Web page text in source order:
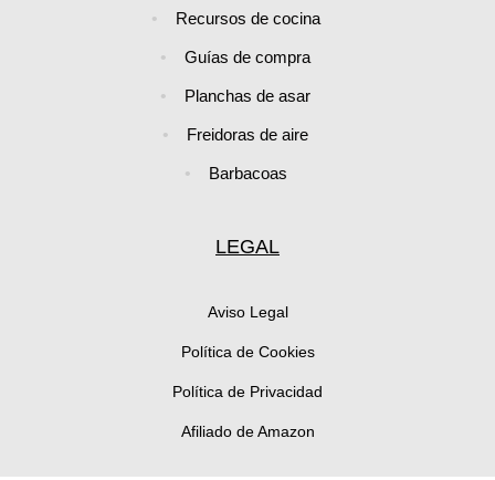
Recursos de cocina
Guías de compra
Planchas de asar
Freidoras de aire
Barbacoas
LEGAL
Aviso Legal
Política de Cookies
Política de Privacidad
Afiliado de Amazon